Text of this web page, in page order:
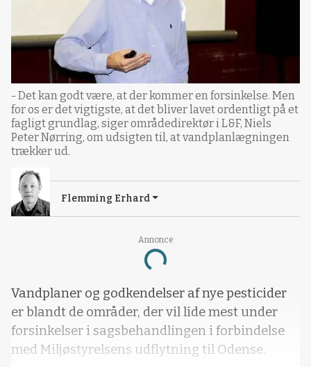
Annonce
Loading...
- Det kan godt være, at der kommer en forsinkelse. Men
for os er det vigtigste, at det bliver lavet ordentligt på et
fagligt grundlag, siger områdedirektør i L&F, Niels
Peter Nørring, om udsigten til, at vandplanlægningen
trækker ud.
Flemming Erhard
Vandplaner og godkendelser af nye pesticider
er blandt de områder, der vil lide mest under
forsinkelser i sagsbehandlingen i forbindelse
med Miljøstyrelsens udflytning til Odense.